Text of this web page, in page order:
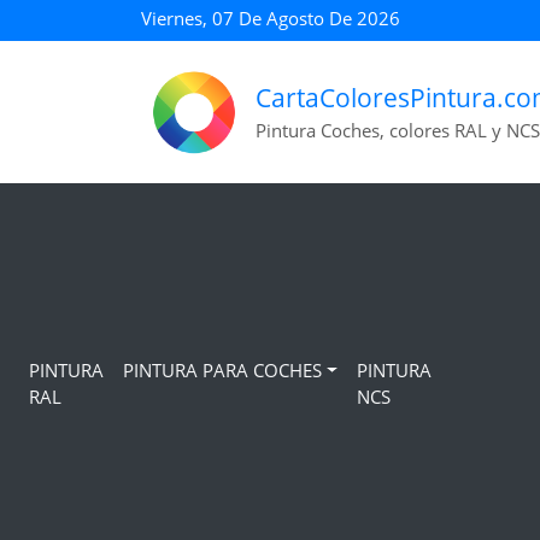
Viernes, 07 De Agosto De 2026
Pintura Coches, colores RAL y NCS
PINTURA
RAL
PINTURA PARA COCHES
PINTURA
NCS